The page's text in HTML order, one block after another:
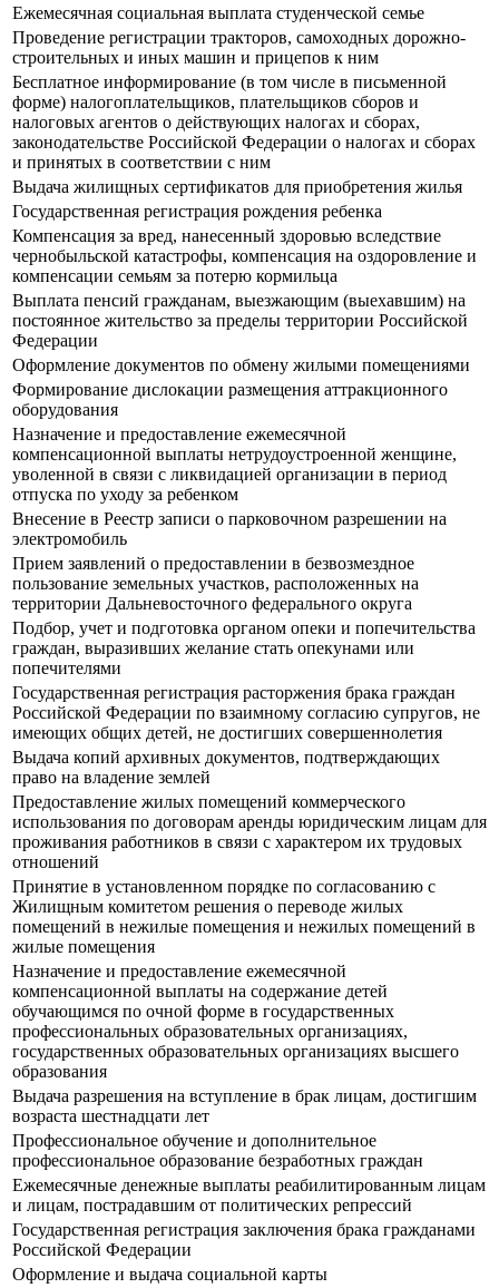
Ежемесячная социальная выплата студенческой семье
Проведение регистрации тракторов, самоходных дорожно-
строительных и иных машин и прицепов к ним
Бесплатное информирование (в том числе в письменной
форме) налогоплательщиков, плательщиков сборов и
налоговых агентов о действующих налогах и сборах,
законодательстве Российской Федерации о налогах и сборах
и принятых в соответствии с ним
Выдача жилищных сертификатов для приобретения жилья
Государственная регистрация рождения ребенка
Компенсация за вред, нанесенный здоровью вследствие
чернобыльской катастрофы, компенсация на оздоровление и
компенсации семьям за потерю кормильца
Выплата пенсий гражданам, выезжающим (выехавшим) на
постоянное жительство за пределы территории Российской
Федерации
Оформление документов по обмену жилыми помещениями
Формирование дислокации размещения аттракционного
оборудования
Назначение и предоставление ежемесячной
компенсационной выплаты нетрудоустроенной женщине,
уволенной в связи с ликвидацией организации в период
отпуска по уходу за ребенком
Внесение в Реестр записи о парковочном разрешении на
электромобиль
Прием заявлений о предоставлении в безвозмездное
пользование земельных участков, расположенных на
территории Дальневосточного федерального округа
Подбор, учет и подготовка органом опеки и попечительства
граждан, выразивших желание стать опекунами или
попечителями
Государственная регистрация расторжения брака граждан
Российской Федерации по взаимному согласию супругов, не
имеющих общих детей, не достигших совершеннолетия
Выдача копий архивных документов, подтверждающих
право на владение землей
Предоставление жилых помещений коммерческого
использования по договорам аренды юридическим лицам для
проживания работников в связи с характером их трудовых
отношений
Принятие в установленном порядке по согласованию с
Жилищным комитетом решения о переводе жилых
помещений в нежилые помещения и нежилых помещений в
жилые помещения
Назначение и предоставление ежемесячной
компенсационной выплаты на содержание детей
обучающимся по очной форме в государственных
профессиональных образовательных организациях,
государственных образовательных организациях высшего
образования
Выдача разрешения на вступление в брак лицам, достигшим
возраста шестнадцати лет
Профессиональное обучение и дополнительное
профессиональное образование безработных граждан
Ежемесячные денежные выплаты реабилитированным лицам
и лицам, пострадавшим от политических репрессий
Государственная регистрация заключения брака гражданами
Российской Федерации
Оформление и выдача социальной карты